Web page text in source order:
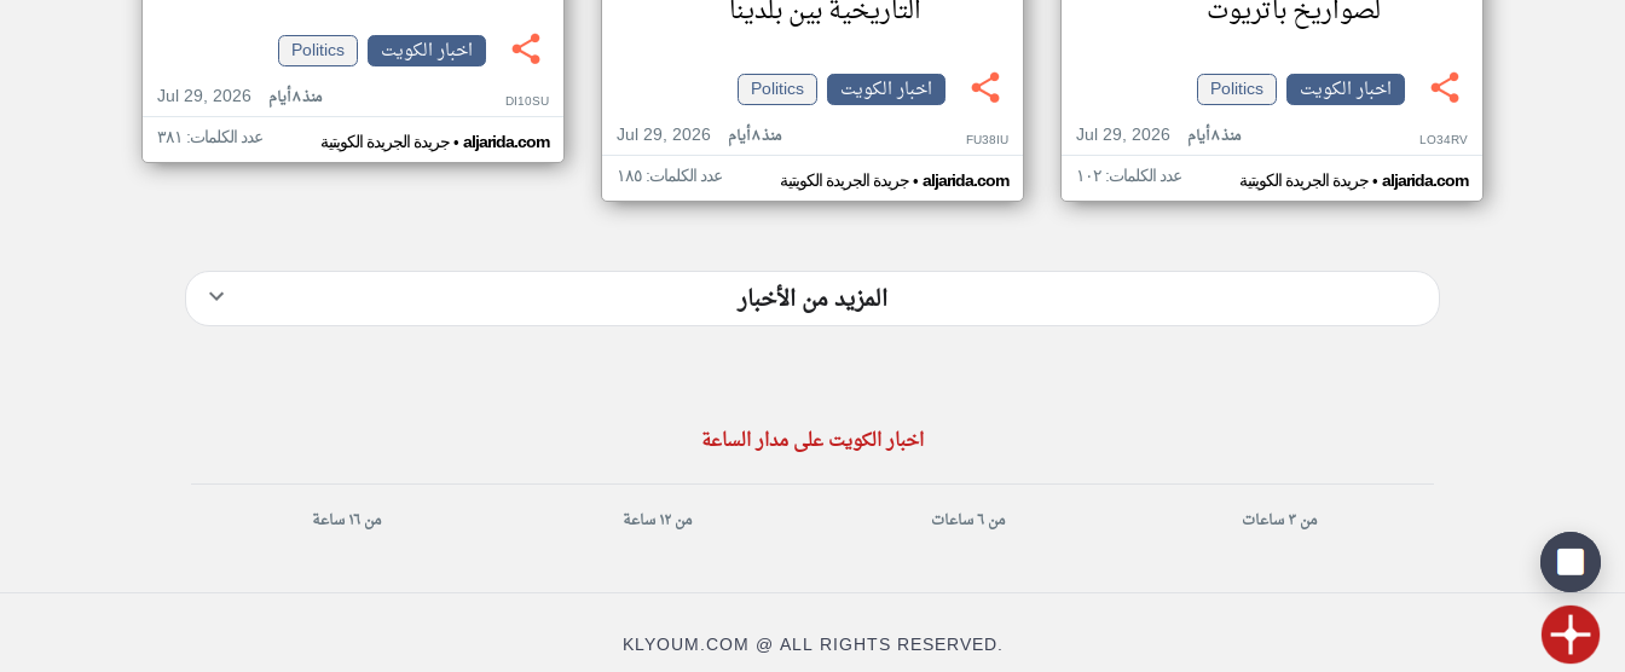
لصواريخ باتريوت
اخبار الكويت
Politics
Jul 29, 2026
منذ ٨ أيام LO34RV
جريدة الجريدة الكويتية• aljarida.com عدد الكلمات: ١٠٢
التاريخية بين بلدينا
اخبار الكويت
Politics
Jul 29, 2026
منذ ٨ أيام FU38IU
جريدة الجريدة الكويتية• aljarida.com عدد الكلمات: ١٨٥
اخبار الكويت
Politics
Jul 29, 2026
منذ ٨ أيام DI10SU
جريدة الجريدة الكويتية• aljarida.com عدد الكلمات: ٣٨١
المزيد من الأخبار
اخبار الكويت على مدار الساعة
من ٣ ساعات من ٦ ساعات من ١٢ ساعة من ١٦ ساعة
KLYOUM.COM @ ALL RIGHTS RESERVED.